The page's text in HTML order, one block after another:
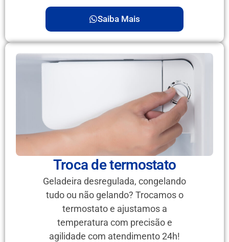
Saiba Mais
Troca de termostato
Geladeira desregulada, congelando
tudo ou não gelando? Trocamos o
termostato e ajustamos a
temperatura com precisão e
agilidade com atendimento 24h!